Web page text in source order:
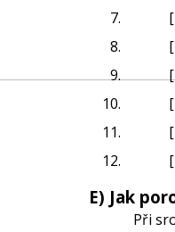
E) Jak
Při